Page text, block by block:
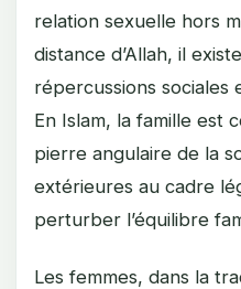
relation sexuelle hors
distance d’Allah, il
répercussions sociales
En Islam, la famille est
pierre angulaire de la
extérieures au cadre
perturber l’équilibre
Les femmes, dans la